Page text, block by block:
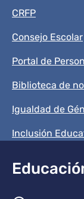
CRFP
Consejo Escolar
Portal de
Biblioteca de
Igualdad de
Inclusión